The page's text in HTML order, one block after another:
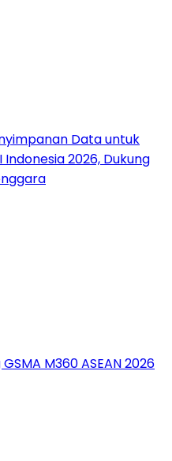
Data untuk
Indonesia 2026, Dukung
M360 ASEAN 2026